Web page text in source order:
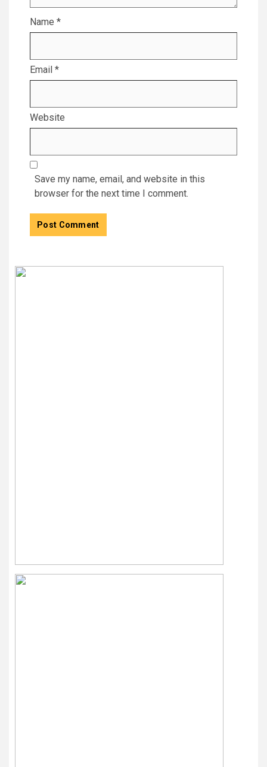
Name *
Email *
Website
Save my name, email, and website in this
browser for the next time I comment.